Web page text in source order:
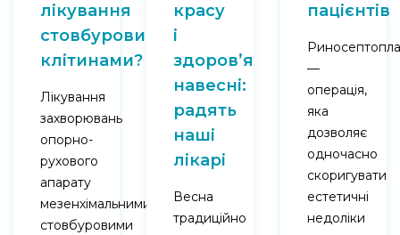
лікування
стовбуровими
клітинами?
Лікування
захворювань
опорно-
рухового
апарату
мезенхімальними
стовбуровими
красу
і
здоров’я
навесні:
радять
наші
лікарі
Весна
традиційно
пацієнтів
—
операція,
яка
дозволяє
одночасно
скоригувати
естетичні
недоліки